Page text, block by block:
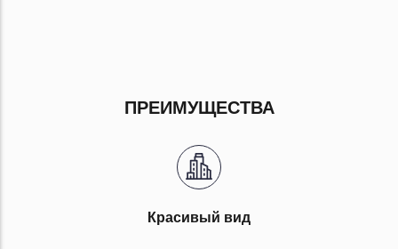
ПРЕИМУЩЕСТВА
Красивый вид